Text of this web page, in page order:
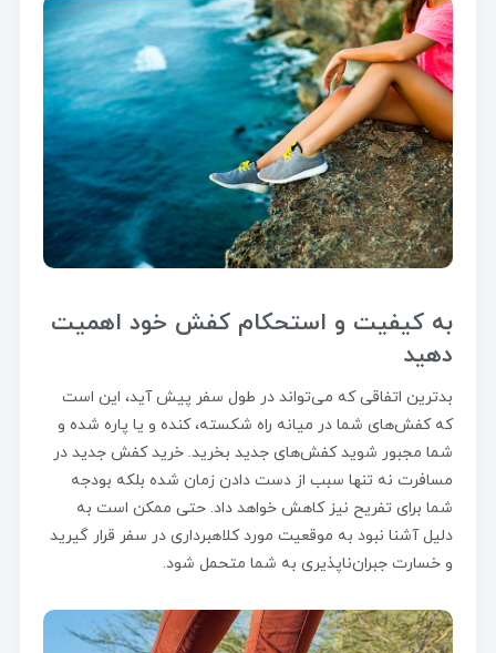
به کیفیت و استحکام کفش خود اهمیت
دهید
بدترین اتفاقی که می‌تواند در طول سفر پیش آید، این است
که کفش‌های شما در میانه راه شکسته، کنده و یا پاره شده و
شما مجبور شوید کفش‌های جدید بخرید. خرید کفش جدید در
مسافرت نه تنها سبب از دست دادن زمان شده بلکه بودجه
شما برای تفریح نیز کاهش خواهد داد. حتی ممکن است به
دلیل آشنا نبود به موقعیت مورد کلاهبرداری در سفر قرار گیرید
و خسارت جبران‌ناپذیری به شما متحمل شود.